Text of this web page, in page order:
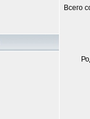
Всего